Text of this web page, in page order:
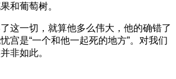
和葡萄树。
这一切，就算他多么伟大，他的确错了
宫是“一个和他一起死的地方”。对我们
非如此。